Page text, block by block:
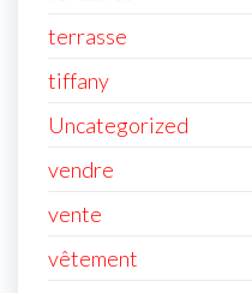
terrasse
tiffany
Uncategorized
vendre
vente
vêtement